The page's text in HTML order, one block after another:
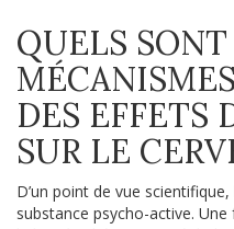
QUELS SONT
DES EFFETS
SUR LE
D’un point de vue scientifique,
substance psycho-active.